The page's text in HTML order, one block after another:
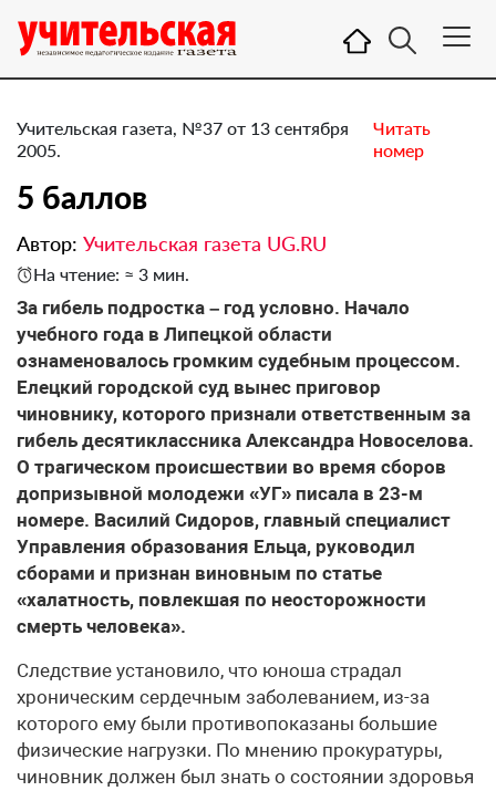
Учительская газета, №37 от 13 сентября
2005.
Читать
номер
5 баллов
Автор: Учительская газета UG.RU
На чтение: ≈ 3 мин.
За гибель подростка – год условно. Начало
учебного года в Липецкой области
ознаменовалось громким судебным процессом.
Елецкий городской суд вынес приговор
чиновнику, которого признали ответственным за
гибель десятиклассника Александра Новоселова.
О трагическом происшествии во время сборов
допризывной молодежи «УГ» писала в 23-м
номере. Василий Сидоров, главный специалист
Управления образования Ельца, руководил
сборами и признан виновным по статье
«халатность, повлекшая по неосторожности
смерть человека».
Следствие установило, что юноша страдал
хроническим сердечным заболеванием, из-за
которого ему были противопоказаны большие
физические нагрузки. По мнению прокуратуры,
чиновник должен был знать о состоянии здоровья